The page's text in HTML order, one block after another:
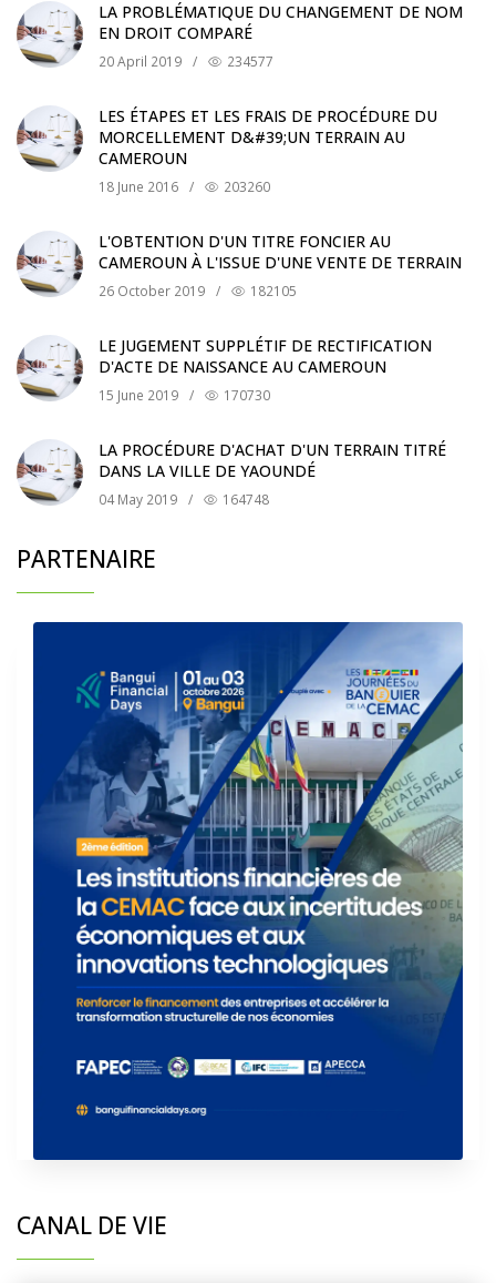
LA PROBLÉMATIQUE DU CHANGEMENT DE NOM
EN DROIT COMPARÉ
20 April 2019 / 234577
LES ÉTAPES ET LES FRAIS DE PROCÉDURE DU
MORCELLEMENT D&#39;UN TERRAIN AU
CAMEROUN
18 June 2016 / 203260
L'OBTENTION D'UN TITRE FONCIER AU
CAMEROUN À L'ISSUE D'UNE VENTE DE TERRAIN
26 October 2019 / 182105
LE JUGEMENT SUPPLÉTIF DE RECTIFICATION
D'ACTE DE NAISSANCE AU CAMEROUN
15 June 2019 / 170730
LA PROCÉDURE D'ACHAT D'UN TERRAIN TITRÉ
DANS LA VILLE DE YAOUNDÉ
04 May 2019 / 164748
PARTENAIRE
CANAL DE VIE